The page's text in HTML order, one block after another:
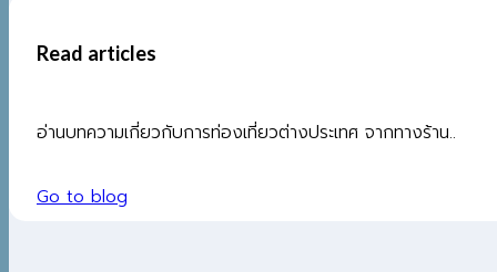
Read articles
อ่านบทความเกี่ยวกับการท่องเที่ยวต่างประเทศ จากทางร้าน..
Go to blog